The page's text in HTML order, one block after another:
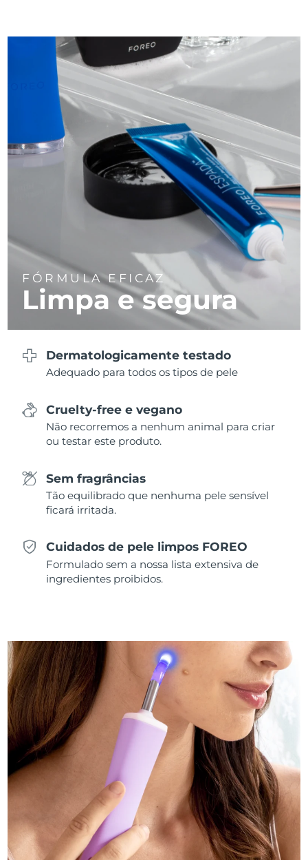
FÓRMULA EFICAZ
Limpa e segura
Dermatologicamente testado
Adequado para todos os tipos de pele
Cruelty-free e vegano
Não recorremos a nenhum animal para criar
ou testar este produto.
Sem fragrâncias
Tão equilibrado que nenhuma pele sensível
ficará irritada.
Cuidados de pele limpos FOREO
Formulado sem a nossa lista extensiva de
ingredientes proibidos.
Turquia Entrega prevista
Emirados Árabes
Unidos
Reino Unido Entrega prevista 8/8/26
Estados Unidos Entrega prevista 8/9/26
Uzbequistão Entrega prevista8/13/26
Entrega prevista8/14/26